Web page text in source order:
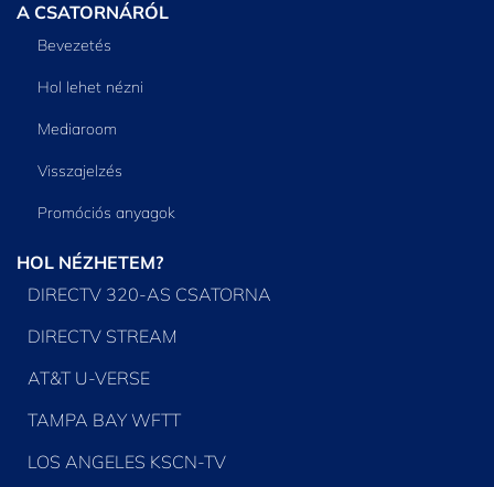
A CSATORNÁRÓL
Bevezetés
Hol lehet nézni
Mediaroom
Visszajelzés
Promóciós anyagok
HOL NÉZHETEM?
DIRECTV 320-AS CSATORNA
DIRECTV STREAM
AT&T U-VERSE
TAMPA BAY WFTT
LOS ANGELES KSCN-TV